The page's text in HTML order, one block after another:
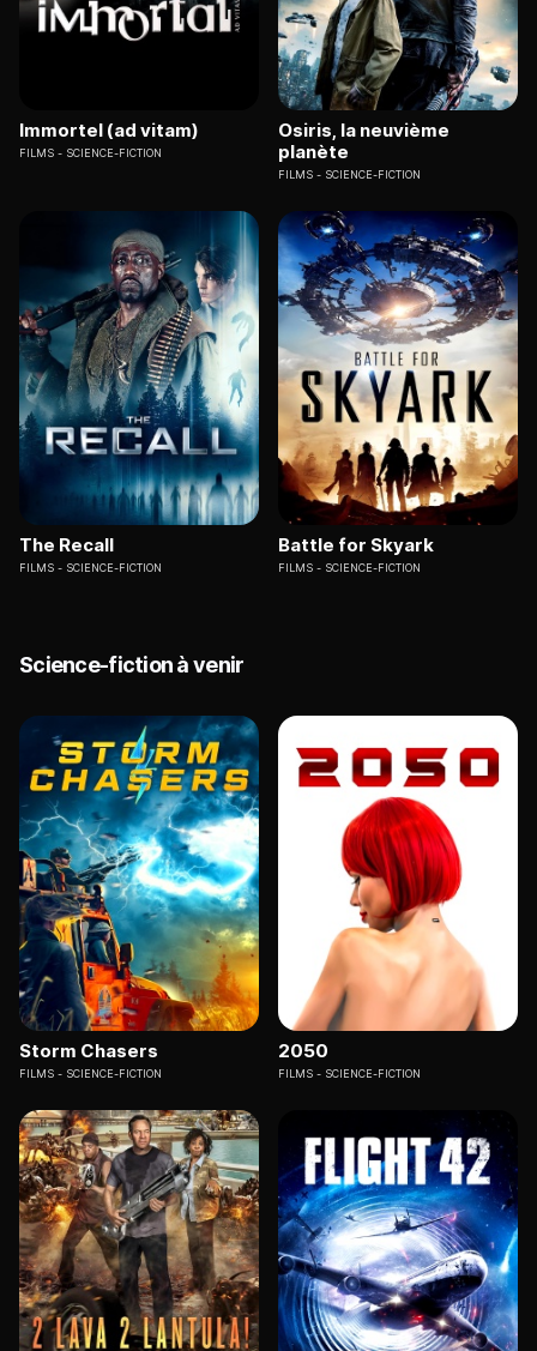
Immortel (ad vitam)
FILMS SCIENCE-FICTION
Osiris, la neuvième
planète
FILMS SCIENCE-FICTION
The Recall
FILMS SCIENCE-FICTION
Battle for Skyark
FILMS SCIENCE-FICTION
Science-fiction à venir
Storm Chasers
FILMS SCIENCE-FICTION
2050
FILMS SCIENCE-FICTION